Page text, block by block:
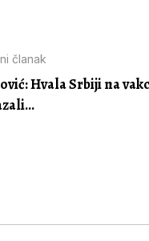
članak
Hvala Srbiji na